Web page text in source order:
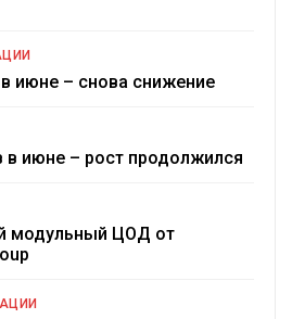
июне – снова снижение
в июне – рост продолжился
модульный ЦОД от